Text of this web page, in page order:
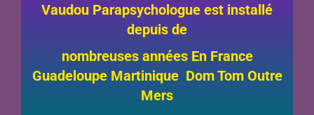
Vaudou Parapsychologue est installé
depuis de
nombreuses années En France
Guadeloupe Martinique Dom Tom Outre
Mers